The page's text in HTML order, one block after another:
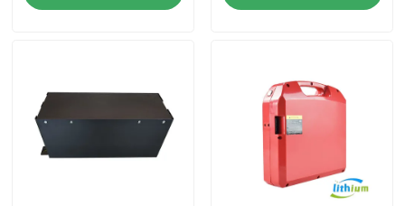
Visite d'usine
Contrôle de qualité